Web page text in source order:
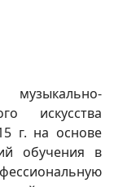
искусства
г. на основе
обучения в